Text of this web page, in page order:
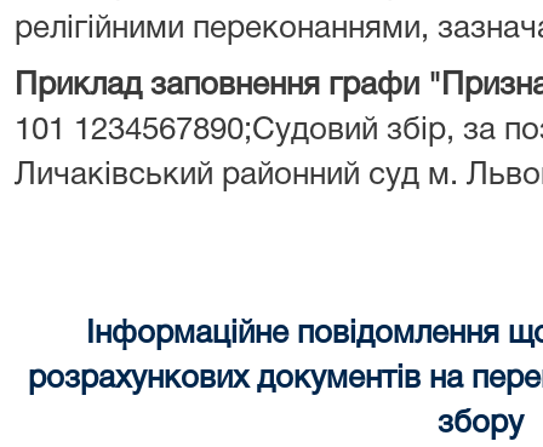
релігійними переконаннями,
Приклад заповнення графи
101 1234567890;Судовий збір, за
Личаківський районний суд м.
Інформаційне повідомлення
розрахункових документів на
збору